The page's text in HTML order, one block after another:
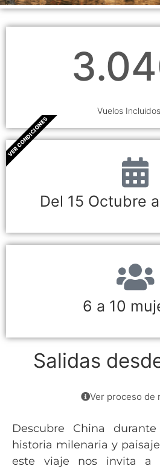
Vuelos
VER CONDICIONES
Del 15 Octubre
6 a 10
Salidas
Ver proceso de
Descubre China
historia milenaria y
este viaje nos invita a